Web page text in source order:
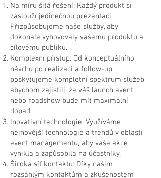
Na míru šitá řešení: Každý produkt si
zaslouží jedinečnou prezentaci.
Přizpůsobujeme naše služby, aby
dokonale vyhovovaly vašemu produktu a
cílovému publiku.
Komplexní přístup: Od konceptuálního
návrhu po realizaci a follow-up,
poskytujeme kompletní spektrum služeb,
abychom zajistili, že váš launch event
nebo roadshow bude mít maximální
dopad.
Inovativní technologie: Využíváme
nejnovější technologie a trendů v oblasti
event managementu, aby vaše akce
vynikla a zapůsobila na účastníky.
Široká síť kontaktu: Díky našim
rozsáhlým kontaktům a zkušenostem